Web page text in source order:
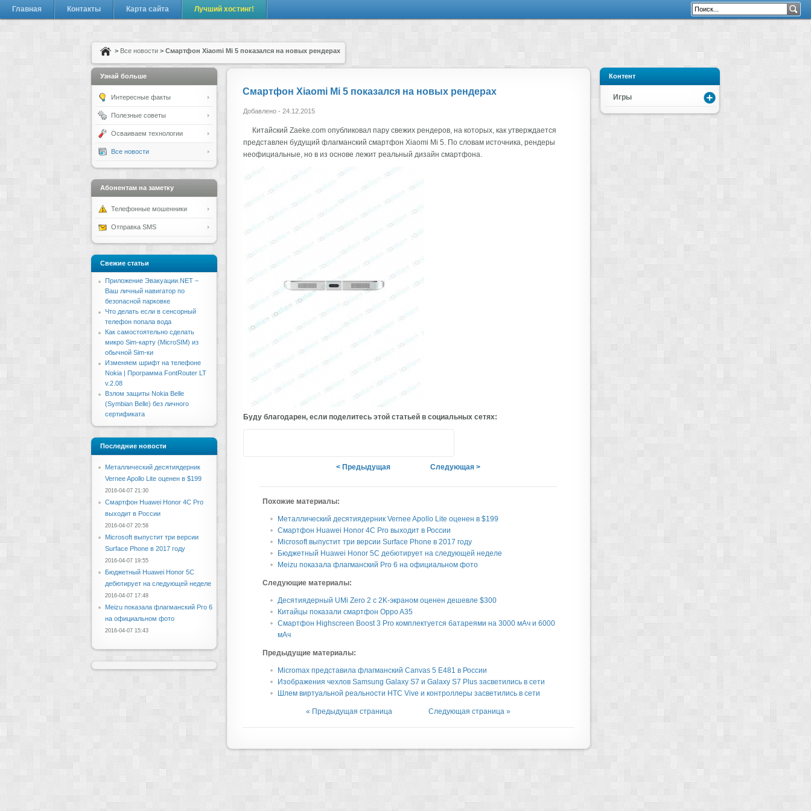
Главная Контакты Карта сайта Лучший хостинг!
> Все новости > Смартфон Xiaomi Mi 5 показался на новых рендерах
Смартфон Xiaomi Mi 5 показался на новых рендерах
Добавлено - 24.12.2015
Китайский Zaeke.com опубликовал пару свежих рендеров, на которых, как утверждается
представлен будущий флагманский смартфон Xiaomi Mi 5. По словам источника, рендеры
неофициальные, но в из основе лежит реальный дизайн смартфона.
Буду благодарен, если поделитесь этой статьей в социальных сетях:
< Предыдущая Следующая >
Похожие материалы:
Металлический десятиядерник Vernee Apollo Lite оценен в $199
Смартфон Huawei Honor 4C Pro выходит в России
Microsoft выпустит три версии Surface Phone в 2017 году
Бюджетный Huawei Honor 5C дебютирует на следующей неделе
Meizu показала флагманский Pro 6 на официальном фото
Следующие материалы:
Десятиядерный UMi Zero 2 с 2K-экраном оценен дешевле $300
Китайцы показали смартфон Oppo A35
Смартфон Highscreen Boost 3 Pro комплектуется батареями на 3000 мАч и 6000
мАч
Предыдущие материалы:
Micromax представила флагманский Canvas 5 E481 в России
Изображения чехлов Samsung Galaxy S7 и Galaxy S7 Plus засветились в сети
Шлем виртуальной реальности HTC Vive и контроллеры засветились в сети
« Предыдущая страница Следующая страница »
Контент
Игры
Узнай больше
Интересные факты
Полезные советы
Осваиваем технологии
Все новости
Абонентам на заметку
Телефонные мошенники
Отправка SMS
Свежие статьи
Приложение Эвакуации.NET –
Ваш личный навигатор по
безопасной парковке
Что делать если в сенсорный
телефон попала вода
Как самостоятельно сделать
микро Sim-карту (MicroSIM) из
обычной Sim-ки
Изменяем шрифт на телефоне
Nokia | Программа FontRouter LT
v.2.08
Взлом защиты Nokia Belle
(Symbian Belle) без личного
сертификата
Последние новости
Металлический десятиядерник
Vernee Apollo Lite оценен в $199
2016-04-07 21:30
Смартфон Huawei Honor 4C Pro
выходит в России
2016-04-07 20:58
Microsoft выпустит три версии
Surface Phone в 2017 году
2016-04-07 19:55
Бюджетный Huawei Honor 5C
дебютирует на следующей неделе
2016-04-07 17:48
Meizu показала флагманский Pro 6
на официальном фото
2016-04-07 15:43